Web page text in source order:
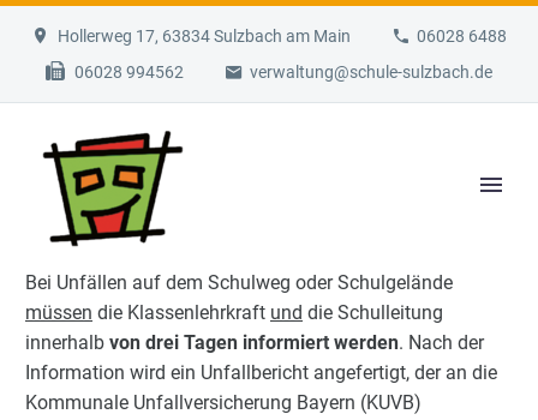
Hollerweg 17, 63834 Sulzbach am Main
06028 6488
06028 994562
verwaltung@schule-sulzbach.de
Bei Unfällen auf dem Schulweg oder Schulgelände
müssen die Klassenlehrkraft und die Schulleitung
innerhalb von drei Tagen informiert werden. Nach der
Information wird ein Unfallbericht angefertigt, der an die
Kommunale Unfallversicherung Bayern (KUVB)